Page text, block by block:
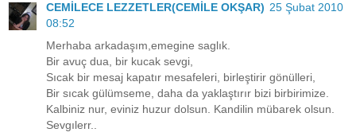
CEMİLECE LEZZETLER(CEMİLE OKŞAR) 25 Şubat 2010
08:52
Merhaba arkadaşım,emegine saglık.
Bir avuç dua, bir kucak sevgi,
Sıcak bir mesaj kapatır mesafeleri, birleştirir gönülleri,
Bir sıcak gülümseme, daha da yaklaştırır bizi birbirimize.
Kalbiniz nur, eviniz huzur dolsun. Kandilin mübarek olsun.
Sevgılerr..